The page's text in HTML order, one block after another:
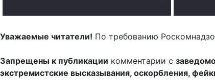
Уважаемые читатели! По требованию
Запрещены к публикации комментарии с
экстремистские высказывания, оскорбления,